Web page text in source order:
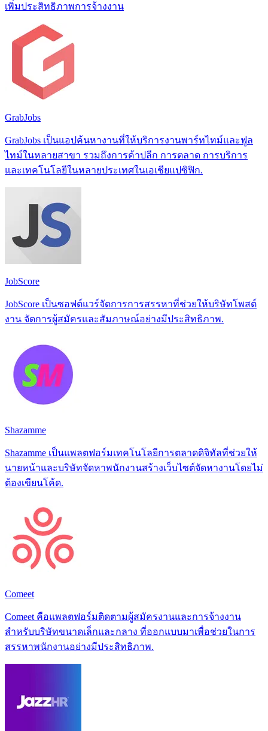
เพิ่มประสิทธิภาพการจ้างงาน
GrabJobs
GrabJobs เป็นแอปค้นหางานที่ให้บริการงานพาร์ทไทม์และฟูล
ไทม์ในหลายสาขา รวมถึงการค้าปลีก การตลาด การบริการ
และเทคโนโลยีในหลายประเทศในเอเชียแปซิฟิก.
JobScore
JobScore เป็นซอฟต์แวร์จัดการการสรรหาที่ช่วยให้บริษัทโพสต์
งาน จัดการผู้สมัครและสัมภาษณ์อย่างมีประสิทธิภาพ.
Shazamme
Shazamme เป็นแพลตฟอร์มเทคโนโลยีการตลาดดิจิทัลที่ช่วยให้
นายหน้าและบริษัทจัดหาพนักงานสร้างเว็บไซต์จัดหางานโดยไม่
ต้องเขียนโค้ด.
Comeet
Comeet คือแพลตฟอร์มติดตามผู้สมัครงานและการจ้างงาน
สำหรับบริษัทขนาดเล็กและกลาง ที่ออกแบบมาเพื่อช่วยในการ
สรรหาพนักงานอย่างมีประสิทธิภาพ.